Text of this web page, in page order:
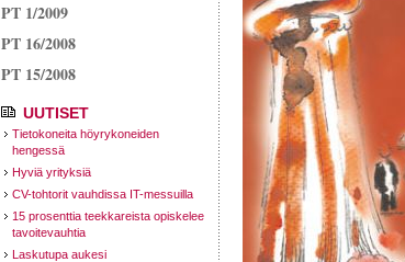
PT 1/2009
PT 16/2008
PT 15/2008
UUTISET
Tietokoneita höyrykoneiden
hengessä
Hyviä yrityksiä
CV-tohtorit vauhdissa IT-messuilla
15 prosenttia teekkareista opiskelee
tavoitevauhtia
Laskutupa aukesi